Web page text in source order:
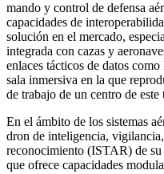
mando y control de defensa
capacidades de
solución en el mercado,
integrada con cazas y
enlaces tácticos de datos
sala inmersiva en la que
de trabajo de un centro de este
En el ámbito de los sistemas
dron de inteligencia,
reconocimiento (ISTAR) de
que ofrece capacidades